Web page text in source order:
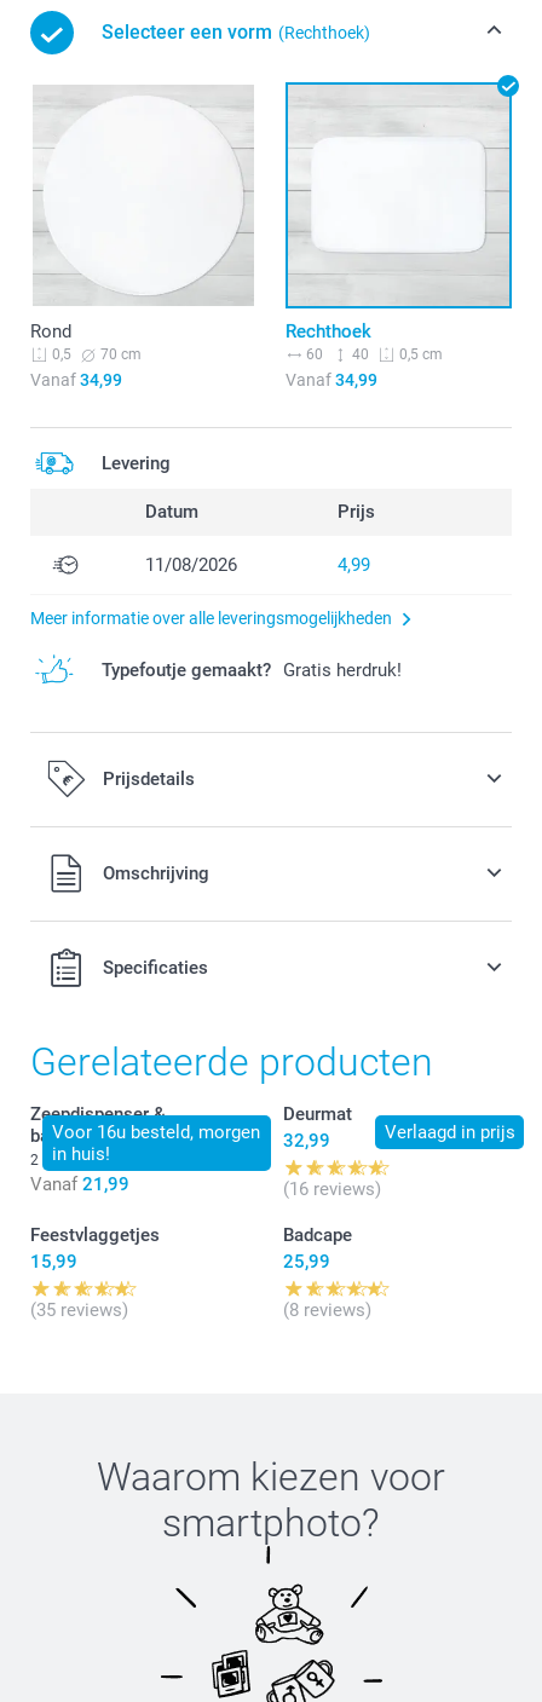
Selecteer een vorm (Rechthoek)
Rond
0,5 70 cm
Vanaf34,99
Rechthoek
60 40 0,5 cm
Vanaf34,99
Levering
Datum Prijs
11/08/2026 4,99
Meer informatie over alle leveringsmogelijkheden
Typefoutje gemaakt? Gratis herdruk!
Prijsdetails
Alle prijzen zijn in EURO (€) inclusief BTW en exclusief
verzendkosten.Omschrijving
Specificaties
Gerelateerde producten
Voor 16u besteld, morgen
in huis!
Zeepdispenser &
badkamerset
2 varianten
Vanaf 21,99
Verlaagd in prijs
Deurmat
32,99
(16 reviews)
Feestvlaggetjes
15,99
(35 reviews)
Badcape
25,99
(8 reviews)
Waarom kiezen voor
smartphoto?